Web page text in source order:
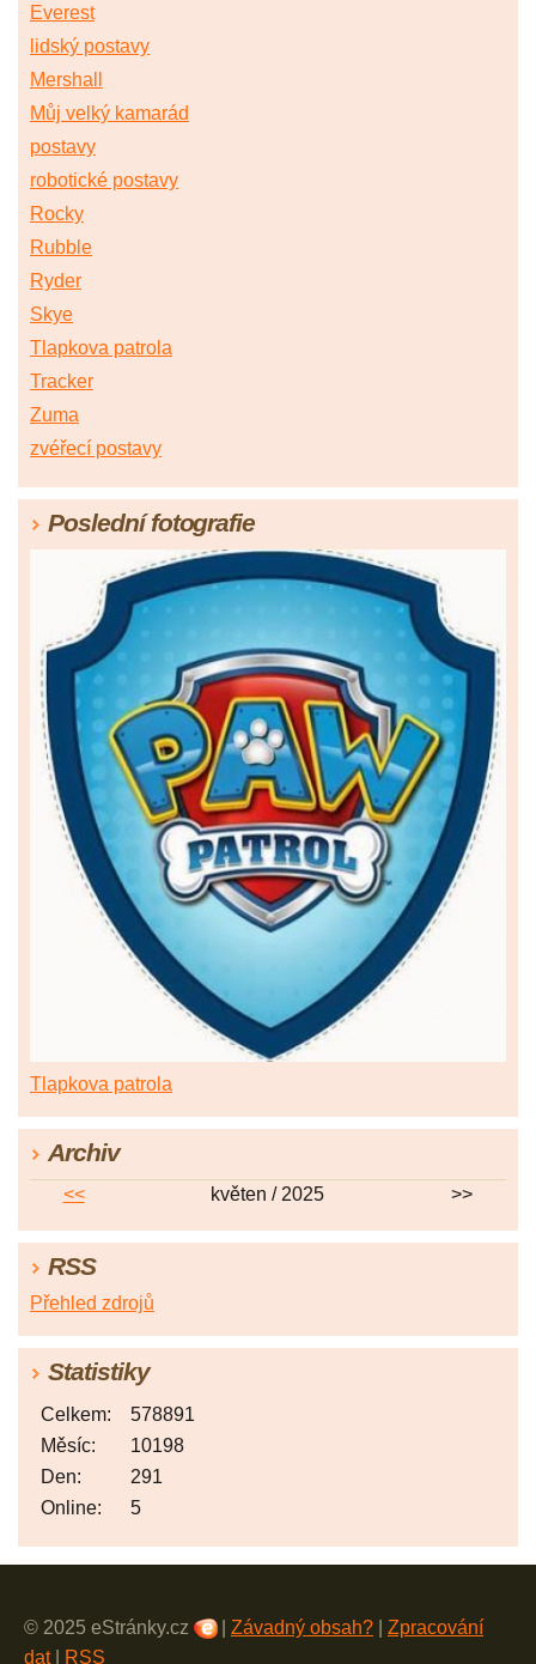
Everest
lidský postavy
Mershall
Můj velký kamarád
postavy
robotické postavy
Rocky
Rubble
Ryder
Skye
Tlapkova patrola
Tracker
Zuma
zvéřecí postavy
Poslední fotografie
Tlapkova patrola
Archiv
<< květen / 2025 >>
RSS
Přehled zdrojů
Statistiky
Online: 5
Celkem:
578891
Měsíc:
10198
Den:
291
© 2025 eStránky.cz Závadný obsah?
Zpracování
dat| RSS